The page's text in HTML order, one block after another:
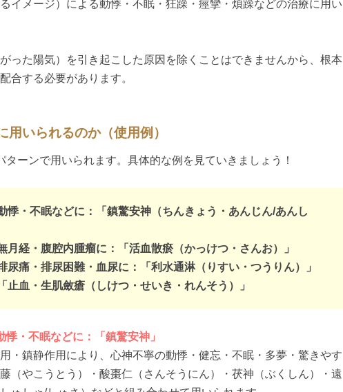
イメージ）による動悸・不眠・狂躁・痙攣・煩躁などの治療に用い
った陽気）を引き起こした原因を除くことはできませんから、根本
合する必要があります。
用いられるのか（使用例）
ターンで用いられます。具体的な例を見ていきましょう！
悸・不眠などに：「鎮驚安神（ちんきょう・あんじん/あんし
月経・腹腔内腫瘤に：「活血散瘀（かっけつ・さんお）」
尿痛・排尿困難・血尿に：「利水通淋（りすい・つうりん）」
止血・生肌斂瘡（しけつ・せいき・れんそう）」
悸・不眠などに：「鎮驚安神」
・鎮静作用により、心神不寧の動悸・健忘・不眠・多夢・驚きやす
（やこうとう）・酸棗仁（さんそうにん）・茯神（ぶくしん）・遠